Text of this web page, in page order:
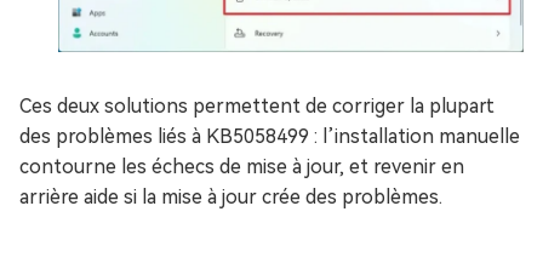
Ces deux solutions permettent de corriger la plupart
des problèmes liés à KB5058499 : l’installation manuelle
contourne les échecs de mise à jour, et revenir en
arrière aide si la mise à jour crée des problèmes.